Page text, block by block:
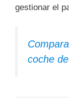
gestionar el
coche